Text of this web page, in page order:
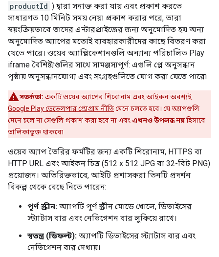
productId ) দ্বারা সনাক্ত করা যায় এবং প্রকাশ করতে
সাধারণত 10 মিনিট সময় নেয়৷ প্রকাশ করার পরে, তারা
স্বয়ংক্রিয়ভাবে তাদের এন্টারপ্রাইজের জন্য অনুমোদিত হয় অন্য
অনুমোদিত অ্যাপের মতোই ব্যবহারকারীদের কাছে বিতরণ করা
যেতে পারে। ওয়েব অ্যাপ্লিকেশানগুলি অন্যান্য পরিচালিত Play
iframe বৈশিষ্ট্যগুলির সাথে সামঞ্জস্যপূর্ণ: এগুলি প্লে অনুসন্ধান
পৃষ্ঠায় অনুসন্ধানযোগ্য এবং সংগ্রহগুলিতে যোগ করা যেতে পারে৷
সতর্কতা: একটি ওয়েব অ্যাপের শিরোনাম এবং আইকন অবশ্যই
Google Play ডেভেলপার প্রোগ্রাম নীতিমেনে চলতে হবে। যে অ্যাপগুলি
মেনে চলে না সেগুলি প্রকাশ করা হবে না এবং এখনও উপলব্ধ নয়হিসাবে
তালিকাভুক্ত থাকবে৷
ওয়েব অ্যাপ তৈরির ফর্মটির জন্য একটি শিরোনাম, HTTPS বা
HTTP URL এবং আইকন চিত্র (512 x 512 JPG বা 32-বিট PNG)
প্রয়োজন। অতিরিক্তভাবে, আইটি প্রশাসকরা তিনটি প্রদর্শন
বিকল্প থেকে বেছে নিতে পারেন:
পূর্ণ স্ক্রীন: অ্যাপটি পূর্ণ স্ক্রীন মোডে খোলে, ডিভাইসের
স্ট্যাটাস বার এবং নেভিগেশন বার লুকিয়ে রাখে।
স্বতন্ত্র (ডিফল্ট): অ্যাপটি ডিভাইসের স্ট্যাটাস বার এবং
নেভিগেশন বার দেখায়।